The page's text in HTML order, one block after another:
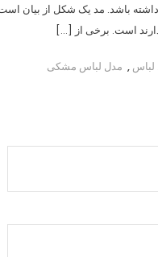
داشته باشد. مد یک شکل از بیان
است. برخی از […]
, مدل لباس مشکی